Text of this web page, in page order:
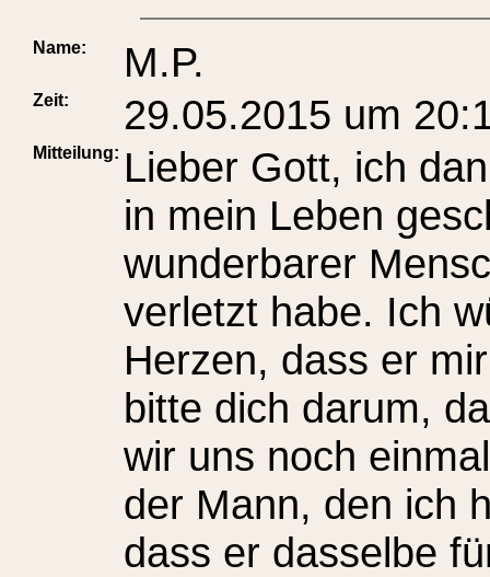
Name: M.P.
Zeit: 29.05.2015 um
Mitteilung: Lieber Gott, ich
in mein Leben
wunderbarer
verletzt habe. Ich
Herzen, dass er
bitte dich darum,
wir uns noch
der Mann, den ich
dass er dasselbe